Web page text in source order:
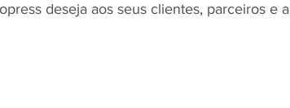
deseja aos seus clientes, parceiros e